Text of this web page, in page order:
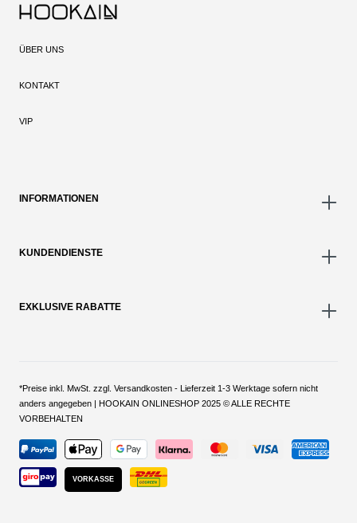
ÜBER UNS
KONTAKT
VIP
INFORMATIONEN
KUNDENDIENSTE
EXKLUSIVE RABATTE
*Preise inkl. MwSt. zzgl. Versandkosten - Lieferzeit 1-3 Werktage sofern nicht
anders angegeben | HOOKAIN ONLINESHOP 2025 © ALLE RECHTE
VORBEHALTEN
VORKASSE